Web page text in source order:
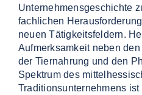
Unternehmensgeschichte
fachlichen
neuen Tätigkeitsfeldern.
Aufmerksamkeit neben
der Tiernahrung und den
Spektrum des
Traditionsunternehmens